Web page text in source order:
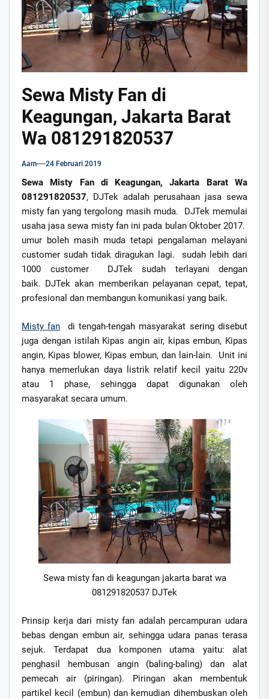
Sewa Misty Fan di
Keagungan, Jakarta Barat
Wa 081291820537
Aam 24 Februari 2019
Sewa Misty Fan di Keagungan, Jakarta Barat Wa
081291820537, DJTek adalah perusahaan jasa sewa
misty fan yang tergolong masih muda. DJTek memulai
usaha jasa sewa misty fan ini pada bulan Oktober 2017.
umur boleh masih muda tetapi pengalaman melayani
customer sudah tidak diragukan lagi. sudah lebih dari
1000 customer DJTek sudah terlayani dengan
baik. DJTek akan memberikan pelayanan cepat, tepat,
profesional dan membangun komunikasi yang baik.
Misty fan di tengah-tengah masyarakat sering disebut
juga dengan istilah Kipas angin air, kipas embun, Kipas
angin, Kipas blower, Kipas embun, dan lain-lain. Unit ini
hanya memerlukan daya listrik relatif kecil yaitu 220v
atau 1 phase, sehingga dapat digunakan oleh
masyarakat secara umum.
Sewa misty fan di keagungan jakarta barat wa
081291820537 DJTek
Prinsip kerja dari misty fan adalah percampuran udara
bebas dengan embun air, sehingga udara panas terasa
sejuk. Terdapat dua komponen utama yaitu: alat
penghasil hembusan angin (baling-baling) dan alat
pemecah air (piringan). Piringan akan membentuk
partikel kecil (embun) dan kemudian dihembuskan oleh